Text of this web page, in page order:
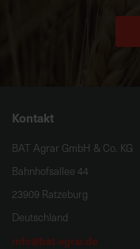
Kontakt
BAT Agrar GmbH & Co. KG
Bahnhofsallee 44
23909 Ratzeburg
Deutschland
info@bat-agrar.de